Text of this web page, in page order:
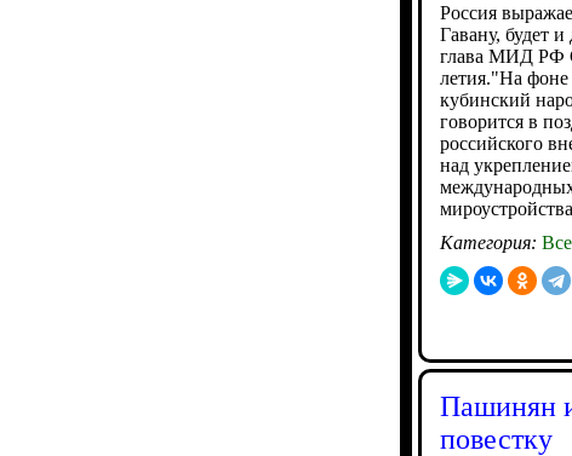
Россия
Гавану, будет
глава МИД РФ
летия."На фоне
кубинский
говорится в
российского
над
Категория: Все
Пашинян
повестку